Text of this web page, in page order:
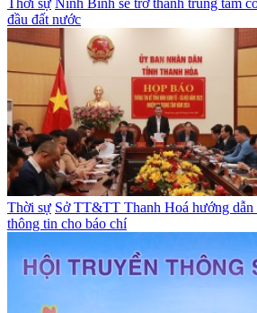
Thời sự Ninh Bình sẽ trở thành trung tâm
đầu đất nước
Thời sự Sở TT&TT Thanh Hoá hướng dẫn
thông tin cho báo chí